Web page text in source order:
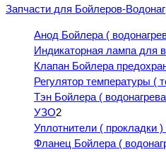
Запчасти для Бойлеров-
Анод Бойлера (
Индикаторная лампа для
Клапан Бойлера
Регулятор температуры (
Тэн Бойлера (
УЗО2
Уплотнители ( прокладки
Фланец Бойлера (